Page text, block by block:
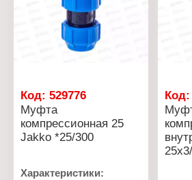
Код: 529776
Муфта
компрессионная 25
Jakko *25/300
Характеристики: